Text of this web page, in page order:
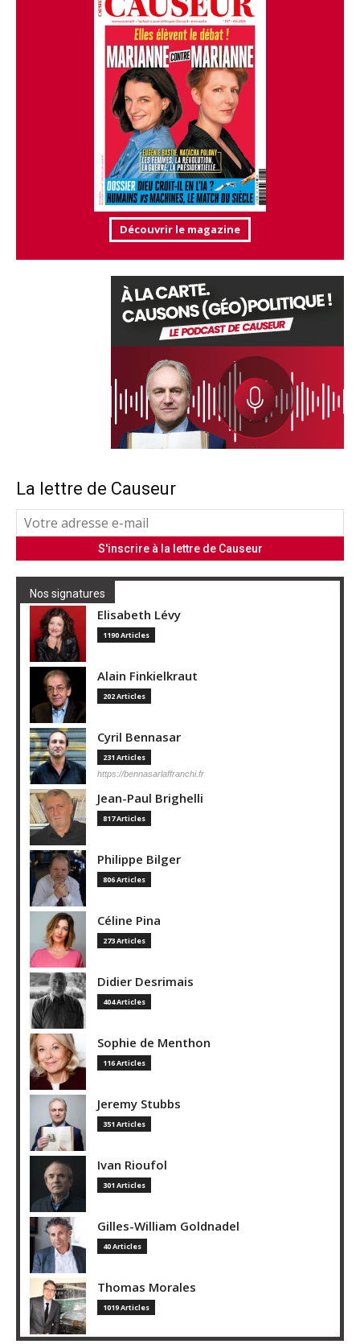
Découvrir le magazine
La lettre de Causeur
Nos signatures
Elisabeth Lévy
1190 Articles
Alain Finkielkraut
202 Articles
Cyril Bennasar
231 Articles
https://bennasarlaffranchi.fr
Jean-Paul Brighelli
817 Articles
Philippe Bilger
806 Articles
Céline Pina
273 Articles
Didier Desrimais
404 Articles
Sophie de Menthon
116 Articles
Jeremy Stubbs
351 Articles
Ivan Rioufol
301 Articles
Gilles-William Goldnadel
40 Articles
Thomas Morales
1019 Articles